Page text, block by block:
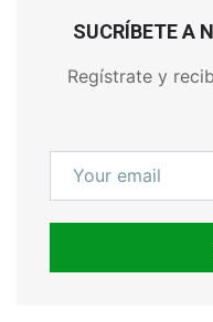
SUCRÍBETE A
Regístrate y